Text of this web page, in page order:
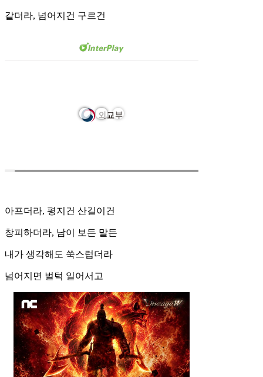
같더라, 넘어지건 구르건
아프더라, 평지건 산길이건
창피하더라, 남이 보든 말든
내가 생각해도 쑥스럽더라
넘어지면 벌턱 일어서고